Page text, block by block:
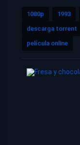
1080p 1993
descarga torrent
película online